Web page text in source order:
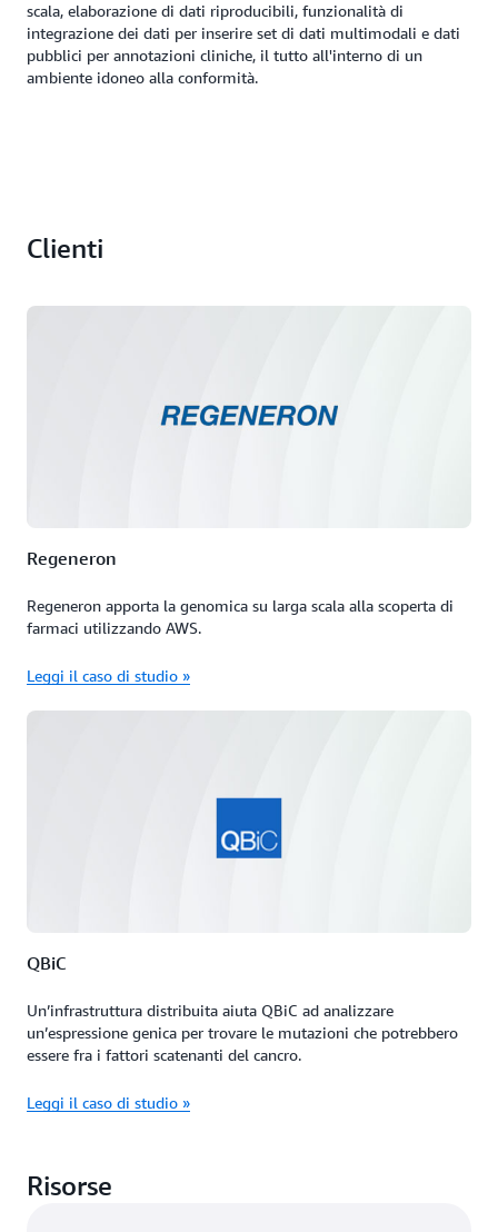
scala, elaborazione di dati riproducibili, funzionalità di
integrazione dei dati per inserire set di dati multimodali e dati
pubblici per annotazioni cliniche, il tutto all'interno di un
ambiente idoneo alla conformità.
Clienti
Regeneron
Regeneron apporta la genomica su larga scala alla scoperta di
farmaci utilizzando AWS.
Leggi il caso di studio »
QBiC
Un’infrastruttura distribuita aiuta QBiC ad analizzare
un’espressione genica per trovare le mutazioni che potrebbero
essere fra i fattori scatenanti del cancro.
Leggi il caso di studio »
Risorse